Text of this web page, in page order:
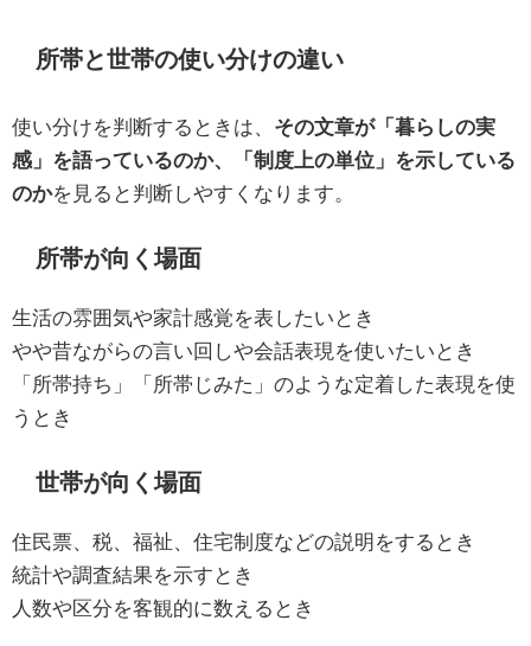
所帯と世帯の使い分けの違い
使い分けを判断するときは、 その文章が「暮らしの実
感」を語っているのか、「制度上の単位」を示している
のかを見ると判断しやすくなります。
所帯が向く場面
生活の雰囲気や家計感覚を表したいとき
やや昔ながらの言い回しや会話表現を使いたいとき
「所帯持ち」「所帯じみた」のような定着した表現を使
うとき
世帯が向く場面
住民票、税、福祉、住宅制度などの説明をするとき
統計や調査結果を示すとき
人数や区分を客観的に数えるとき